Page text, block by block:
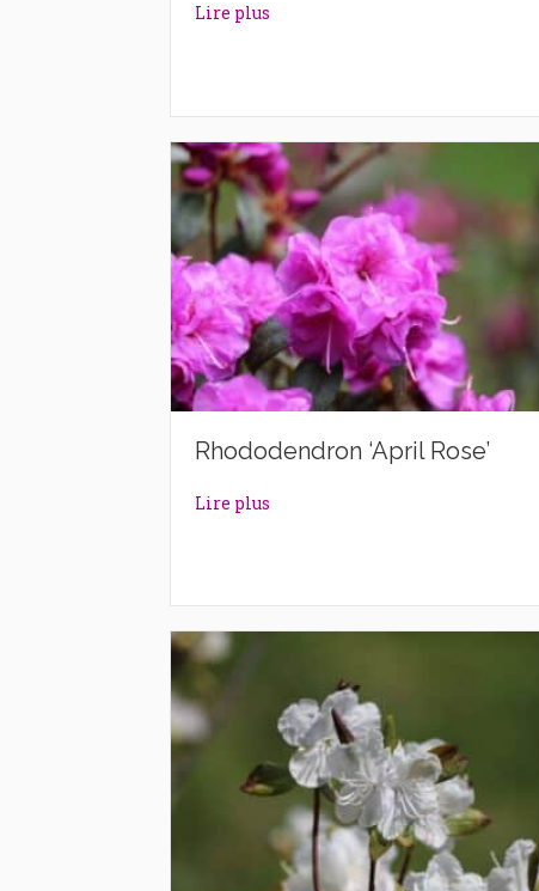
Lire plus
Rhododendron ‘April Rose’
Lire plus